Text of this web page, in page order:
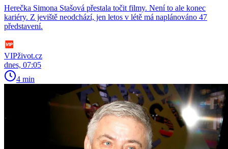
Herečka Simona Stašová přestala točit filmy. Není to ale konec
kariéry. Z jeviště neodchází, jen letos v létě má naplánováno 47
představení.
VIPživot.cz
dnes, 07:05
4 min